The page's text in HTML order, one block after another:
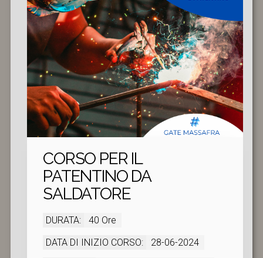
CORSO PER IL
PATENTINO DA
SALDATORE
DURATA:
40 Ore
DATA DI INIZIO CORSO:
28-06-2024